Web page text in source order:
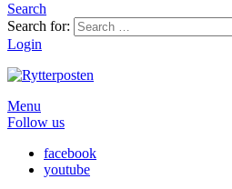
Search
Search for:
Login
Menu
Follow us
facebook
youtube